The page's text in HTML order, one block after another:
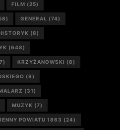
FILM (25)
GENERAŁ (74)
(8)
(648)
KRZYŻANOWSKI (8)
(9)
(31)
MUZYK (7)
POWIATU 1863 (24)